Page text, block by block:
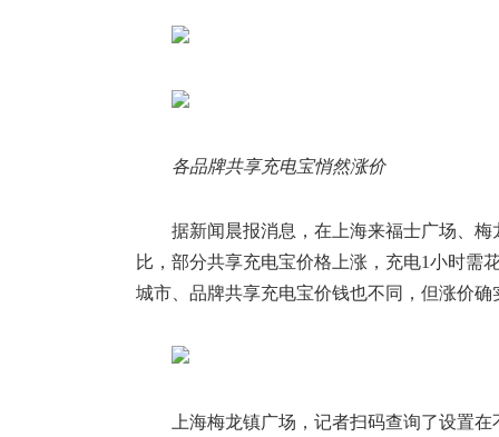
各品牌共享充电宝悄然涨价
据新闻晨报消息，在上海来福士广场、
比，部分共享充电宝价格上涨，充电1小时需
城市、品牌共享充电宝价钱也不同，但涨价确
上海梅龙镇广场，记者扫码查询了设置